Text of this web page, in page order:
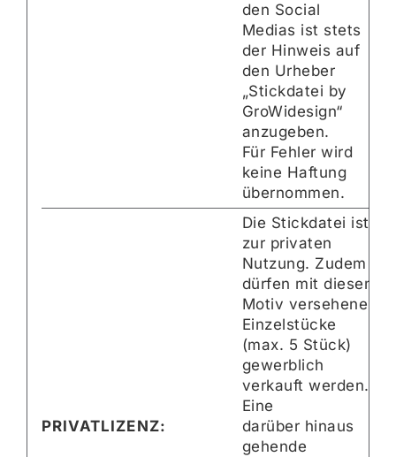
den Social
Medias ist stets
der Hinweis auf
den Urheber
„Stickdatei by
GroWidesign“
anzugeben.
Für Fehler wird
keine Haftung
übernommen.
PRIVATLIZENZ:
Die Stickdatei ist
zur privaten
Nutzung. Zudem
dürfen mit diesem
Motiv versehene
Einzelstücke
(max. 5 Stück)
gewerblich
verkauft werden.
Eine
darüber hinaus
gehende